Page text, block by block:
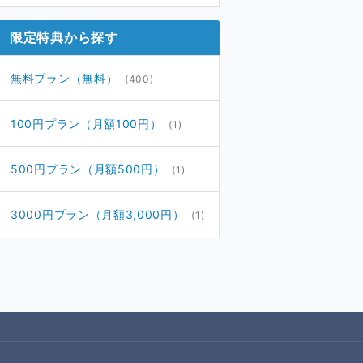
限定特典から探す
無料プラン（無料） (400)
100円プラン（月額100円） (1)
500円プラン（月額500円） (1)
3000円プラン（月額3,000円） (1)